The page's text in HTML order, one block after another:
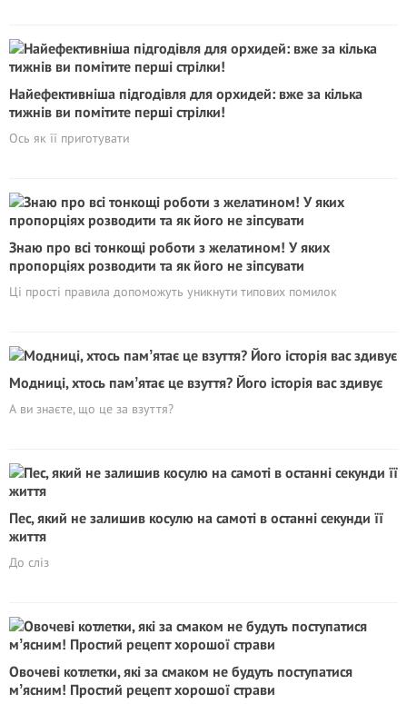
Найефективніша підгодівля для орхидей: вже за кілька
тижнів ви помітите перші стрілки!
Ось як її приготувати
Знаю про всі тонкощі роботи з желатином! У яких
пропорціях розводити та як його не зіпсувати
Ці прості правила допоможуть уникнути типових помилок
Модниці, хтось памʼятає це взуття? Його історія вас здивує
А ви знаєте, що це за взуття?
Пес, який не залишив косулю на самоті в останні секунди її
життя
До сліз
Овочеві котлетки, які за смаком не будуть поступатися
мʼясним! Простий рецепт хорошої страви